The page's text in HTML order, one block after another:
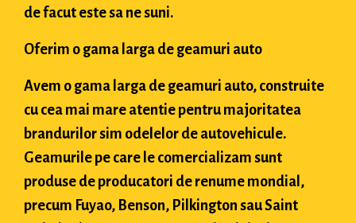
de facut este sa ne suni.
Oferim o gama larga de geamuri auto
Avem o gama larga de geamuri auto, construite
cu cea mai mare atentie pentru majoritatea
brandurilor sim odelelor de autovehicule.
Geamurile pe care le comercializam sunt
produse de producatori de renume mondial,
precum Fuyao, Benson, Pilkington sau Saint